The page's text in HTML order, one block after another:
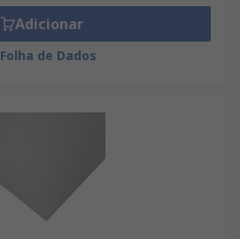
Adicionar
Folha de Dados